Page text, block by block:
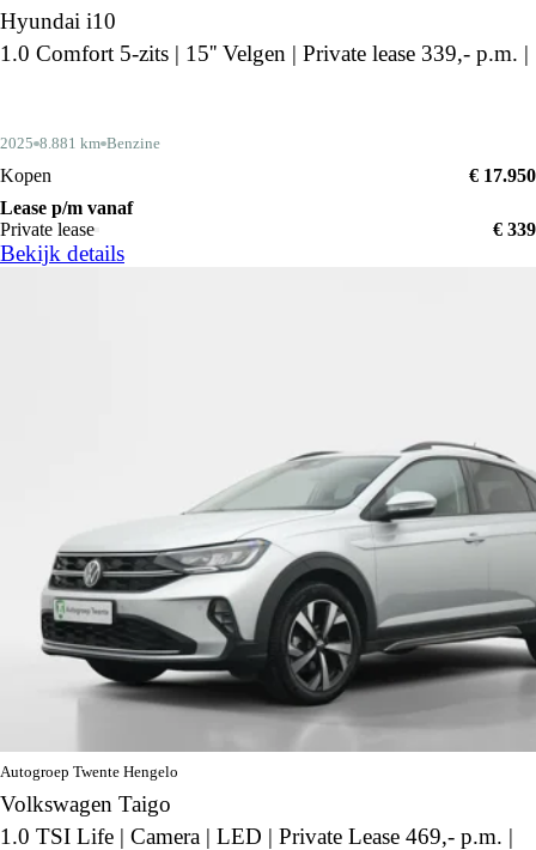
Hyundai i10
1.0 Comfort 5-zits | 15'' Velgen | Private lease 339,- p.m. |
2025 8.881 km Benzine
Kopen
€ 17.950
Lease p/m vanaf
Private lease
€ 339
Bekijk details
Autogroep Twente Hengelo
Volkswagen Taigo
1.0 TSI Life | Camera | LED | Private Lease 469,- p.m. |